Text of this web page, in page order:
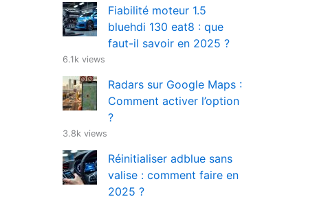
Fiabilité moteur 1.5
bluehdi 130 eat8 : que
faut-il savoir en 2025 ?
6.1k views
Radars sur Google Maps :
Comment activer l’option
?
3.8k views
Réinitialiser adblue sans
valise : comment faire en
2025 ?